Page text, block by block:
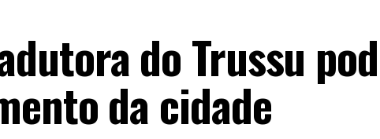
do Trussu
da cidade